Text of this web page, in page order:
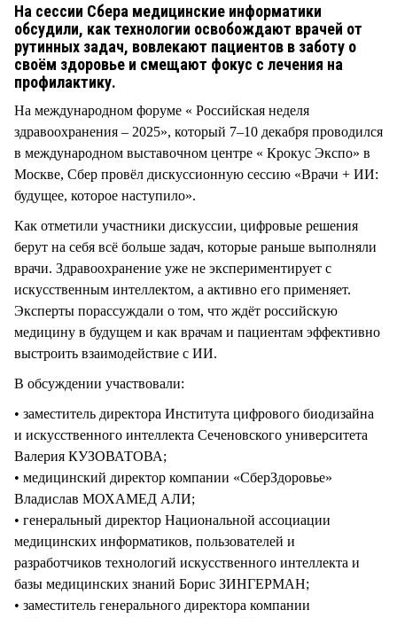
На сессии Сбера медицинские информатики
обсудили, как технологии освобождают врачей от
рутинных задач, вовлекают пациентов в заботу о
своём здоровье и смещают фокус с лечения на
профилактику.
На международном форуме « Российская неделя
здравоохранения – 2025», который 7–10 декабря проводился
в международном выставочном центре « Крокус Экспо» в
Москве, Сбер провёл дискуссионную сессию «Врачи + ИИ:
будущее, которое наступило».
Как отметили участники дискуссии, цифровые решения
берут на себя всё больше задач, которые раньше выполняли
врачи. Здравоохранение уже не экспериментирует с
искусственным интеллектом, а активно его применяет.
Эксперты порассуждали о том, что ждёт российскую
медицину в будущем и как врачам и пациентам эффективно
выстроить взаимодействие с ИИ.
В обсуждении участвовали:
• заместитель директора Института цифрового биодизайна
и искусственного интеллекта Сеченовского университета
Валерия КУЗОВАТОВА;
• медицинский директор компании «СберЗдоровье»
Владислав МОХАМЕД АЛИ;
• генеральный директор Национальной ассоциации
медицинских информатиков, пользователей и
разработчиков технологий искусственного интеллекта и
базы медицинских знаний Борис ЗИНГЕРМАН;
• заместитель генерального директора компании